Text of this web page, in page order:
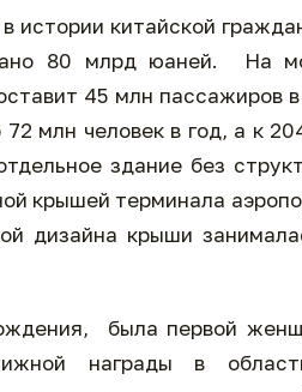
истории китайской
80 млрд юаней. На
45 млн пассажиров
млн человек в год, а к
здание без
крышей терминала
дизайна крыши
была первой
награды в